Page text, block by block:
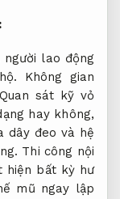
người lao động
Không gian
Quan sát kỹ vỏ
hay không,
dây đeo và hệ
Thi công nội
hiện bất kỳ hư
mũ ngay lập